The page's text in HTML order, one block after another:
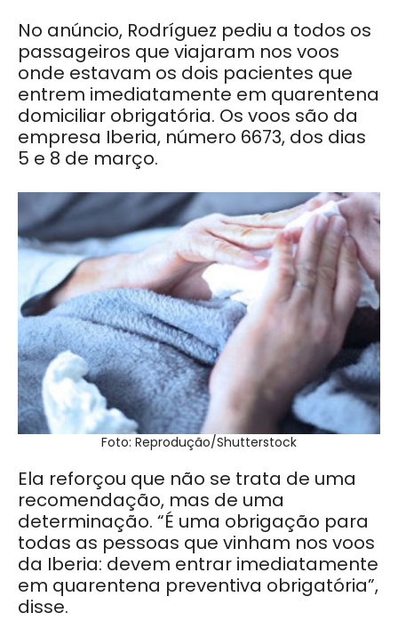
No anúncio, Rodríguez pediu a todos os
passageiros que viajaram nos voos
onde estavam os dois pacientes que
entrem imediatamente em quarentena
domiciliar obrigatória. Os voos são da
empresa Iberia, número 6673, dos dias
5 e 8 de março.
Foto: Reprodução/Shutterstock
Ela reforçou que não se trata de uma
recomendação, mas de uma
determinação. “É uma obrigação para
todas as pessoas que vinham nos voos
da Iberia: devem entrar imediatamente
em quarentena preventiva obrigatória”,
disse.